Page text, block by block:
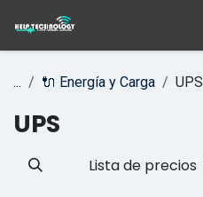
... 🔌 Energía y Carga UPS
UPS
Lista de precios